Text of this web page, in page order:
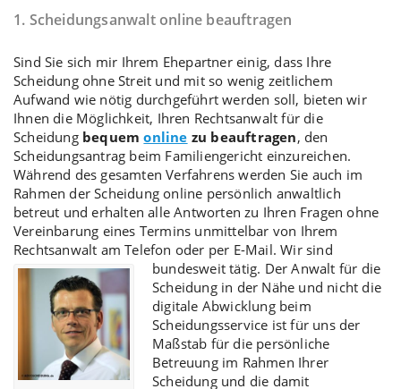
1. Scheidungsanwalt online beauftragen
Sind Sie sich mir Ihrem Ehepartner einig, dass Ihre
Scheidung ohne Streit und mit so wenig zeitlichem
Aufwand wie nötig durchgeführt werden soll, bieten wir
Ihnen die Möglichkeit, Ihren Rechtsanwalt für die
Scheidung bequemonline zu beauftragen, den
Scheidungsantrag beim Familiengericht einzureichen.
Während des gesamten Verfahrens werden Sie auch im
Rahmen derScheidung online persönlich anwaltlich
betreut und erhalten alle Antworten zu Ihren Fragen ohne
Vereinbarung eines Termins unmittelbar von Ihrem
Rechtsanwalt am Telefon oder per E-Mail. Wir sind
bundesweit tätig. Der Anwalt für die
Scheidung in der Nähe und nicht die
digitale Abwicklung beim
Scheidungsservice ist für uns der
Maßstab für die persönliche
Betreuung im Rahmen Ihrer
Scheidung und die damit